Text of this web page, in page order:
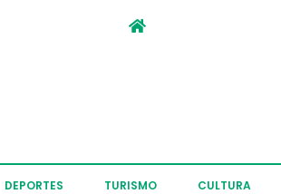
DEPORTES TURISMO CULTURA